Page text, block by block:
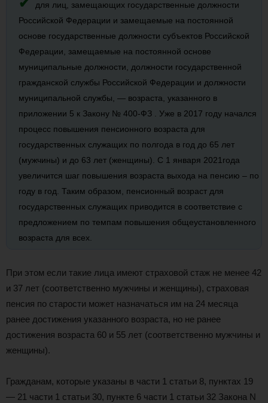
для лиц, замещающих государственные должности
Российской Федерации и замещаемые на постоянной
основе государственные должности субъектов Российской
Федерации, замещаемые на постоянной основе
муниципальные должности, должности государственной
гражданской службы Российской Федерации и должности
муниципальной службы, — возраста, указанного в
приложении 5 к Закону № 400-ФЗ . Уже в 2017 году начался
процесс повышения пенсионного возраста для
государственных служащих по полгода в год до 65 лет
(мужчины) и до 63 лет (женщины). С 1 января 2021года
увеличится шаг повышения возраста выхода на пенсию – по
году в год. Таким образом, пенсионный возраст для
государственных служащих приводится в соответствие с
предложением по темпам повышения общеустановленного
возраста для всех.
При этом если такие лица имеют страховой стаж не менее 42
и 37 лет (соответственно мужчины и женщины), страховая
пенсия по старости может назначаться им на 24 месяца
ранее достижения указанного возраста, но не ранее
достижения возраста 60 и 55 лет (соответственно мужчины и
женщины).
Гражданам, которые указаны в части 1 статьи 8, пунктах 19
— 21 части 1 статьи 30, пункте 6 части 1 статьи 32 Закона N